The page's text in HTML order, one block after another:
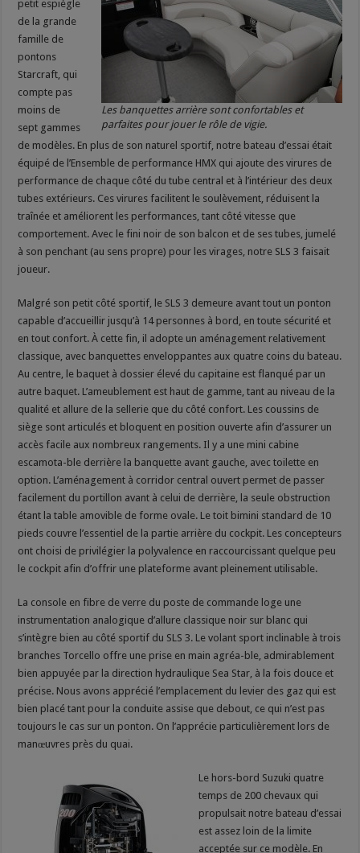
Les banquettes arrière sont confortables et
parfaites pour jouer le rôle de vigie.
petit espiègle
de la grande
famille de
pontons
Starcraft, qui
compte pas
moins de
sept gammes
de modèles. En plus de son naturel sportif, notre bateau d’essai était
équipé de l’Ensemble de performance HMX qui ajoute des virures de
performance de chaque côté du tube central et à l’intérieur des deux
tubes extérieurs. Ces virures facilitent le soulèvement, réduisent la
traînée et améliorent les performances, tant côté vitesse que
comportement. Avec le fini noir de son balcon et de ses tubes, jumelé
à son penchant (au sens propre) pour les virages, notre SLS 3 faisait
joueur.
Malgré son petit côté sportif, le SLS 3 demeure avant tout un ponton
capable d’accueillir jusqu’à 14 personnes à bord, en toute sécurité et
en tout confort. À cette fin, il adopte un aménagement relativement
classique, avec banquettes enveloppantes aux quatre coins du bateau.
Au centre, le baquet à dossier élevé du capitaine est flanqué par un
autre baquet. L’ameublement est haut de gamme, tant au niveau de la
qualité et allure de la sellerie que du côté confort. Les coussins de
siège sont articulés et bloquent en position ouverte afin d’assurer un
accès facile aux nombreux rangements. Il y a une mini cabine
escamota-ble derrière la banquette avant gauche, avec toilette en
option. L’aménagement à corridor central ouvert permet de passer
facilement du portillon avant à celui de derrière, la seule obstruction
étant la table amovible de forme ovale. Le toit bimini standard de 10
pieds couvre l’essentiel de la partie arrière du cockpit. Les concepteurs
ont choisi de privilégier la polyvalence en raccourcissant quelque peu
le cockpit afin d’offrir une plateforme avant pleinement utilisable.
La console en fibre de verre du poste de commande loge une
instrumentation analogique d’allure classique noir sur blanc qui
s’intègre bien au côté sportif du SLS 3. Le volant sport inclinable à trois
branches Torcello offre une prise en main agréa-ble, admirablement
bien appuyée par la direction hydraulique Sea Star, à la fois douce et
précise. Nous avons apprécié l’emplacement du levier des gaz qui est
bien placé tant pour la conduite assise que debout, ce qui n’est pas
toujours le cas sur un ponton. On l’apprécie particulièrement lors de
manœuvres près du quai.
Le hors-bord Suzuki quatre
temps de 200 chevaux qui
propulsait notre bateau d’essai
est assez loin de la limite
acceptée sur ce modèle. En